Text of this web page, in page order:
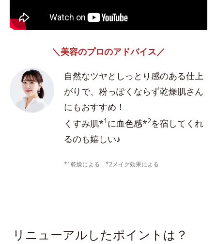
＼美容のプロのアドバイス／
自然なツヤとしっとり感のある仕上
がりで、粉っぽくならず乾燥肌さん
にもおすすめ！
くすみ肌*1 に血色感*2を宿してくれ
るのも嬉しい♪
*1乾燥による *2メイク効果による
リニューアルしたポイントは？